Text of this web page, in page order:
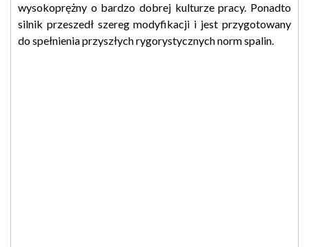
wysokoprężny o bardzo dobrej kulturze pracy. Ponadto
silnik przeszedł szereg modyfikacji i jest przygotowany
do spełnienia przyszłych rygorystycznych norm spalin.